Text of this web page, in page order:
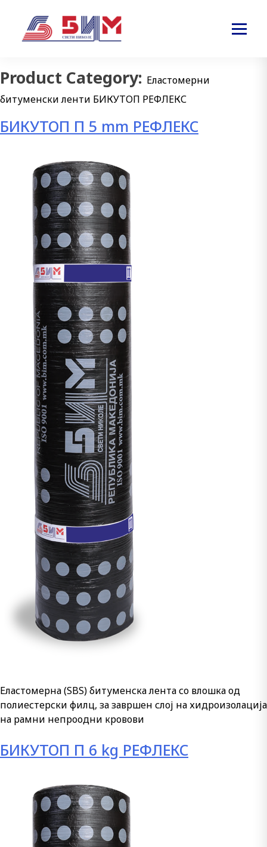
Product Category: Еластомерни
битуменски ленти БИКУТОП РЕФЛЕКС
БИКУТОП П 5 mm РЕФЛЕКС
Еластомерна (SBS) битуменска лента со влошка од
полиестерски филц, за завршен слој на хидроизолација
на рамни непроодни кровови
БИКУТОП П 6 kg РЕФЛЕКС